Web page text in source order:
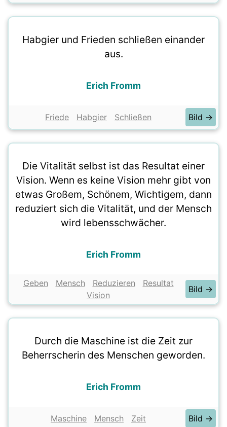
Habgier und Frieden schließen einander
aus.
Erich Fromm
Friede Habgier Schließen Bild →
Die Vitalität selbst ist das Resultat einer
Vision. Wenn es keine Vision mehr gibt von
etwas Großem, Schönem, Wichtigem, dann
reduziert sich die Vitalität, und der Mensch
wird lebensschwächer.
Erich Fromm
Geben Mensch Reduzieren
Resultat
Vision
Bild →
Durch die Maschine ist die Zeit zur
Beherrscherin des Menschen geworden.
Erich Fromm
Maschine Mensch Zeit Bild →